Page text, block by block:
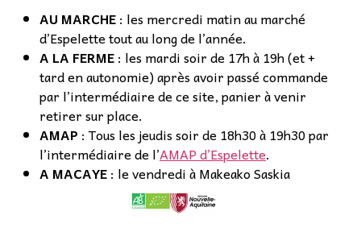
AU MARCHE: les mercredi matin au marché
d’Espelette tout au long de l’année.
A LA FERME: les mardi soir de 17h à 19h (et +
tard en autonomie) après avoir passé commande
par l’intermédiaire de ce site, panier à venir
retirer sur place.
AMAP : Tous les jeudis soir de 18h30 à 19h30 par
l’intermédiaire de l’AMAP d’Espelette.
A MACAYE: le vendredi à Makeako Saskia